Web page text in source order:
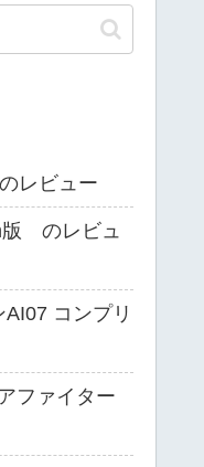
レビュー
版 のレビュ
コンプリ
ファイター